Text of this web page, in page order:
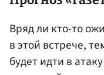
Вряд ли кто-то
в этой встрече,
будет идти в